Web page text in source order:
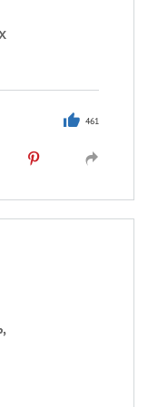
461
именины
значениеи